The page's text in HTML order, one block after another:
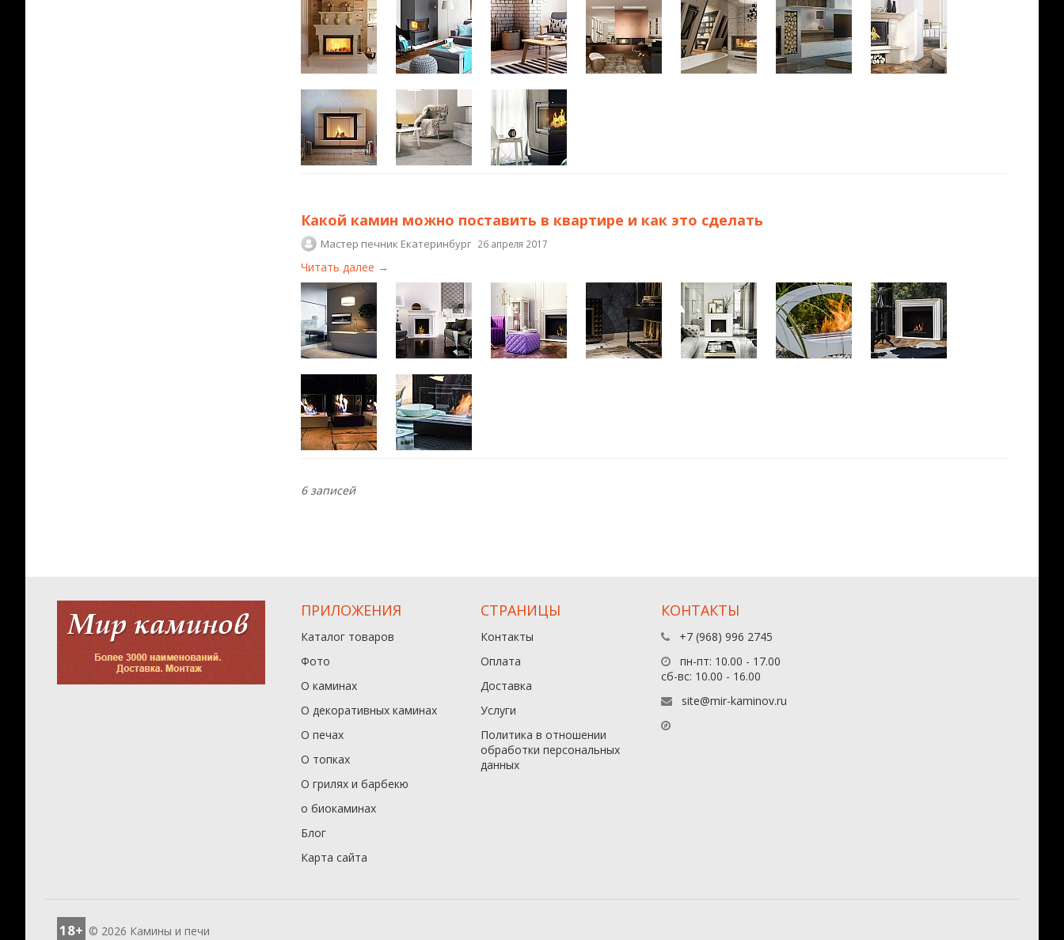
Какой камин можно поставить в квартире и как это сделать
Мастер печник Екатеринбург 26 апреля 2017
Читать далее →
6 записей
ПРИЛОЖЕНИЯ
Каталог товаров
Фото
О каминах
О декоративных каминах
О печах
О топках
О грилях и барбекю
о биокаминах
Блог
Карта сайта
СТРАНИЦЫ
Контакты
Оплата
Доставка
Услуги
Политика в отношении
обработки персональных
данныx
КОНТАКТЫ
+7 (968) 996 2745
пн-пт: 10.00 - 17.00
сб-вс: 10.00 - 16.00
site@mir-kaminov.ru
18+ © 2026 Камины и печи